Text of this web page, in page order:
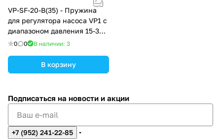
VP-SF-20-B(35) - Пружина
для регулятора насоса VP1 с
диапазоном давления 15-35
бар
0 0 В наличии: 3
В корзину
Подписаться на новости и акции
+7 (952) 241-22-85